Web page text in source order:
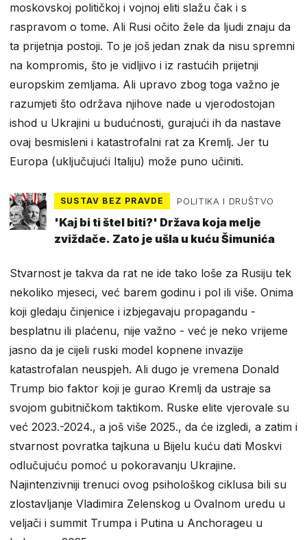
moskovskoj političkoj i vojnoj eliti slažu čak i s
raspravom o tome. Ali Rusi očito žele da ljudi znaju da
ta prijetnja postoji. To je još jedan znak da nisu spremni
na kompromis, što je vidljivo i iz rastućih prijetnji
europskim zemljama. Ali upravo zbog toga važno je
razumjeti što održava njihove nade u vjerodostojan
ishod u Ukrajini u budućnosti, gurajući ih da nastave
ovaj besmisleni i katastrofalni rat za Kremlj. Jer tu
Europa (uključujući Italiju) može puno učiniti.
SUSTAV BEZ PRAVDE POLITIKA I DRUŠTVO
'Kaj bi ti štel biti?' Država koja melje
zviždače. Zato je ušla u kuću Šimunića
Stvarnost je takva da rat ne ide tako loše za Rusiju tek
nekoliko mjeseci, već barem godinu i pol ili više. Onima
koji gledaju činjenice i izbjegavaju propagandu -
besplatnu ili plaćenu, nije važno - već je neko vrijeme
jasno da je cijeli ruski model kopnene invazije
katastrofalan neuspjeh. Ali dugo je vremena Donald
Trump bio faktor koji je gurao Kremlj da ustraje sa
svojom gubitničkom taktikom. Ruske elite vjerovale su
već 2023.-2024., a još više 2025., da će izgledi, a zatim i
stvarnost povratka tajkuna u Bijelu kuću dati Moskvi
odlučujuću pomoć u pokoravanju Ukrajine.
Najintenzivniji trenuci ovog psihološkog ciklusa bili su
zlostavljanje Vladimira Zelenskog u Ovalnom uredu u
veljači i summit Trumpa i Putina u Anchorageu u